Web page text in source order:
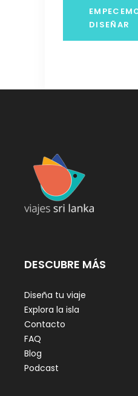
DISEÑAR
DESCUBRE MÁS
Diseña tu viaje
Explora la isla
Contacto
FAQ
Blog
Podcast